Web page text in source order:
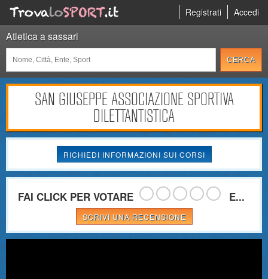
Registrati Accedi
Atletica a sassari
SAN GIUSEPPE ASSOCIAZIONE SPORTIVA
DILETTANTISTICA
RICHIEDI INFORMAZIONI SUI CORSI
FAI CLICK PER VOTARE E...
SCRIVI UNA RECENSIONE